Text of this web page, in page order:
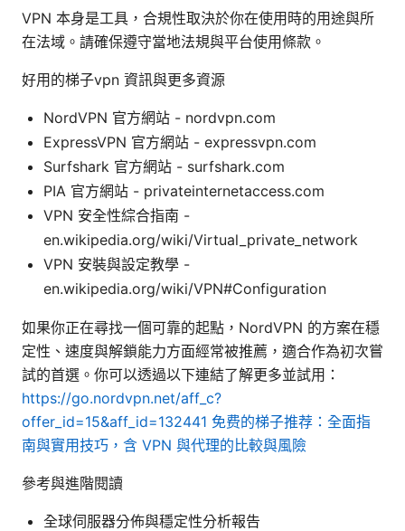
VPN 本身是工具，合規性取決於你在使用時的用途與所
在法域。請確保遵守當地法規與平台使用條款。
好用的梯子vpn 資訊與更多資源
NordVPN 官方網站 - nordvpn.com
ExpressVPN 官方網站 - expressvpn.com
Surfshark 官方網站 - surfshark.com
PIA 官方網站 - privateinternetaccess.com
VPN 安全性綜合指南 -
en.wikipedia.org/wiki/Virtual_private_network
VPN 安裝與設定教學 -
en.wikipedia.org/wiki/VPN#Configuration
如果你正在尋找一個可靠的起點，NordVPN 的方案在穩
定性、速度與解鎖能力方面經常被推薦，適合作為初次嘗
試的首選。你可以透過以下連結了解更多並試用：
https://go.nordvpn.net/aff_c?
offer_id=15&aff_id=132441 免费的梯子推荐：全面指
南與實用技巧，含 VPN 與代理的比較與風險
參考與進階閱讀
全球伺服器分佈與穩定性分析報告